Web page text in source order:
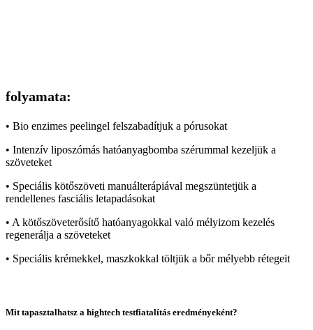
folyamata:
• Bio enzimes peelingel felszabadítjuk a pórusokat
• Intenzív liposzómás hatóanyagbomba szérummal kezeljük a
szöveteket
• Speciális kötőszöveti manuálterápiával megszüntetjük a
rendellenes fasciális letapadásokat
• A kötőszöveterősítő hatóanyagokkal való mélyizom kezelés
regenerálja a szöveteket
• Speciális krémekkel, maszkokkal töltjük a bőr mélyebb rétegeit
Mit tapasztalhatsz a hightech testfiatalítás eredményeként?